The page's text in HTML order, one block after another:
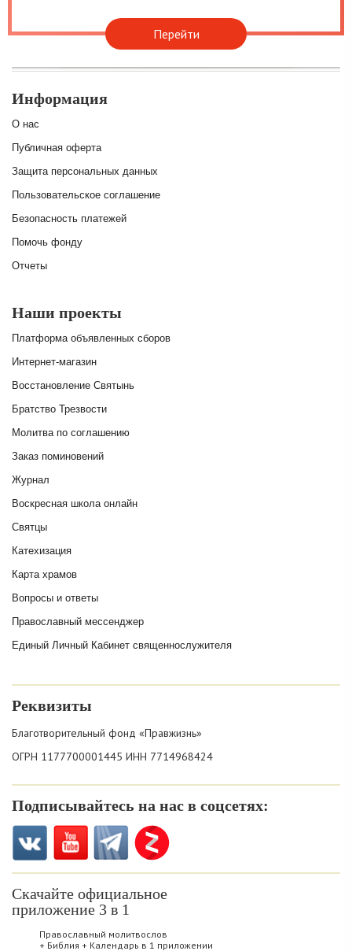
Перейти
Информация
О нас
Публичная оферта
Защита персональных данных
Пользовательское соглашение
Безопасность платежей
Помочь фонду
Отчеты
Наши проекты
Платформа объявленных сборов
Интернет-магазин
Восстановление Святынь
Братство Трезвости
Молитва по соглашению
Заказ поминовений
Журнал
Воскресная школа онлайн
Святцы
Катехизация
Карта храмов
Вопросы и ответы
Православный мессенджер
Единый Личный Кабинет священнослужителя
Реквизиты
Благотворительный фонд «Правжизнь»
ОГРН 1177700001445 ИНН 7714968424
Подписывайтесь на нас в соцсетях:
Скачайте официальное
приложение 3 в 1
Православный молитвослов
+ Библия + Календарь в 1 приложении